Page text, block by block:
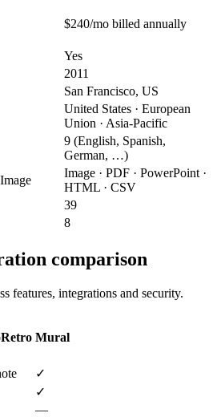
$240/mo billed annually
Yes
2011
San Francisco, US
United States · European
Union · Asia-Pacific
9 (English, Spanish,
German, …)
Image · PDF · PowerPoint ·
HTML · CSV
39
8
comparison
features, integrations and security.
Mural
✓
✓
—